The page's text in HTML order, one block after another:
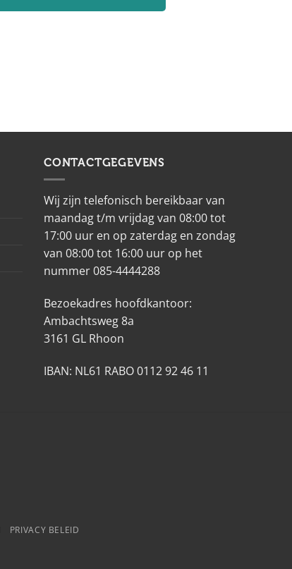
CONTACTGEGEVENS
Wij zijn telefonisch bereikbaar van
maandag t/m vrijdag van 08:00 tot
17:00 uur en op zaterdag en zondag
van 08:00 tot 16:00 uur op het
nummer 085-4444288
Bezoekadres hoofdkantoor:
Ambachtsweg 8a
3161 GL Rhoon
IBAN: NL61 RABO 0112 92 46 11
PRIVACY BELEID